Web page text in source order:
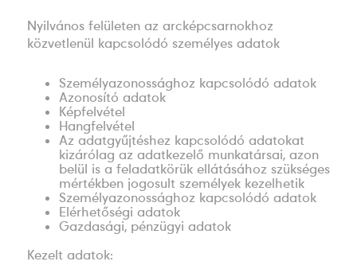
Nyilvános felületen az arcképcsarnokhoz
közvetlenül kapcsolódó személyes adatok
Személyazonossághoz kapcsolódó adatok
Azonosító adatok
Képfelvétel
Hangfelvétel
Az adatgyűjtéshez kapcsolódó adatokat
kizárólag az adatkezelő munkatársai, azon
belül is a feladatkörük ellátásához szükséges
mértékben jogosult személyek kezelhetik
Személyazonossághoz kapcsolódó adatok
Elérhetőségi adatok
Gazdasági, pénzügyi adatok
Kezelt adatok: